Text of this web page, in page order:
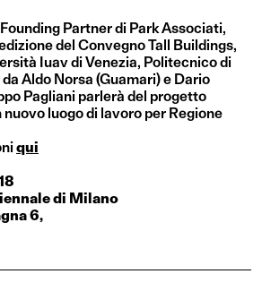
Partner di Park Associati,
del Convegno Tall Buildings,
Iuav di Venezia, Politecnico di
Aldo Norsa (Guamari) e Dario
Pagliani parlerà del progetto
luogo di lavoro per Regione
qui
di Milano
6,